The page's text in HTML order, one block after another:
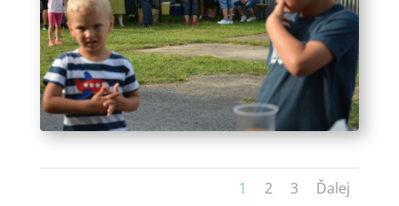
1 2 3 Ďalej